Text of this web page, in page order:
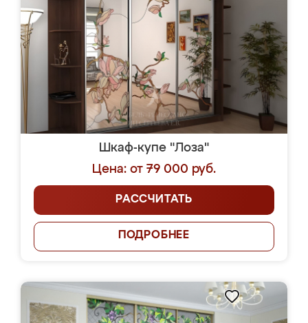
Шкаф-купе "Лоза"
Цена: от 79 000 руб.
РАССЧИТАТЬ
ПОДРОБНЕЕ